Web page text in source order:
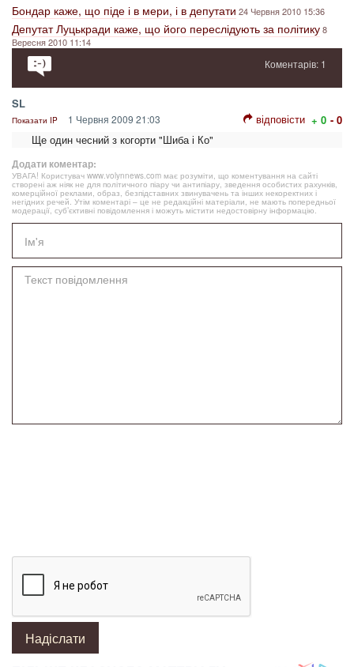
Бондар каже, що піде і в мери, і в депутати 24 Червня 2010 15:36
Депутат Луцькради каже, що його переслідують за політику8
Вересня 2010 11:14
Коментарів: 1
SL
Показати IP 1 Червня 2009 21:03 відповісти + 0 - 0
Ще один чесний з когорти "Шиба і Ко"
Додати коментар:
УВАГА! Користувач www.volynnews.com має розуміти, що коментування на сайті
створені аж ніяк не для політичного піару чи антипіару, зведення особистих рахунків,
комерційної реклами, образ, безпідставних звинувачень та інших некоректних і
негідних речей. Утім коментарі – це не редакційні матеріали, не мають попередньої
модерації, суб’єктивні повідомлення і можуть містити недостовірну інформацію.